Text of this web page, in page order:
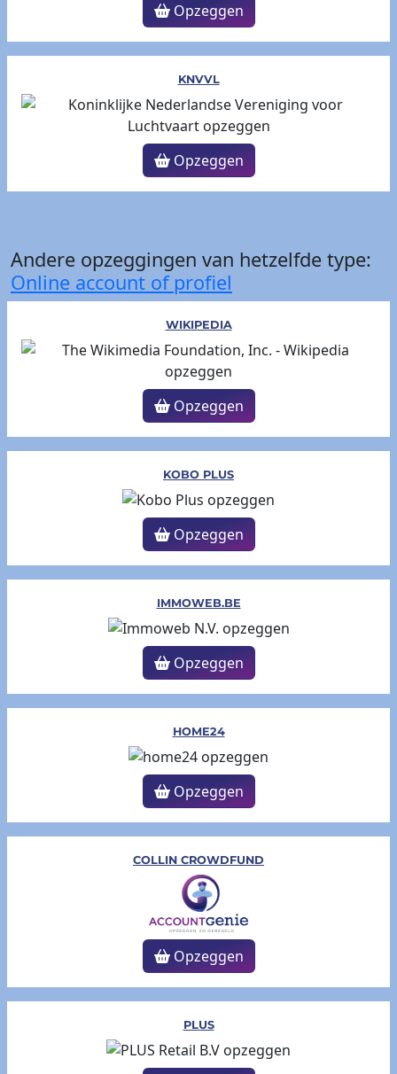
Opzeggen
KNVVL
Opzeggen
Andere opzeggingen van hetzelfde type:
Online account of profiel
WIKIPEDIA
Opzeggen
KOBO PLUS
Opzeggen
IMMOWEB.BE
Opzeggen
HOME24
Opzeggen
COLLIN CROWDFUND
Opzeggen
PLUS